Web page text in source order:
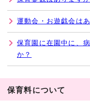
運動会・お遊戯会は
保育園に在園中に、
か？
保育料について